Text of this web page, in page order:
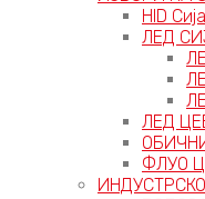
HID
ЛЕД
ЛЕД
ФЛУО